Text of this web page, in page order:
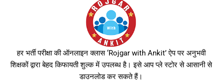
हर भर्ती परीक्षा की ऑनलाइन क्लास ‘Rojgar with Ankit’ ऐप पर अनुभवी
शिक्षकों द्वारा बेहद किफायती शुल्क में उपलब्ध है। इसे आप प्ले स्टोर से आसानी से
डाउनलोड कर सकते हैं।